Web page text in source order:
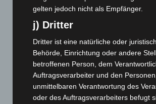
Mai 2024(149)
April 2024(102)
März 2024(103)
Februar 2024(103)
Januar 2024(111)
Dezember 2023(130)
gelten jedoch nicht als Empfänger.
j) Dritter
Dritter ist eine natürliche oder
Behörde, Einrichtung oder andere
betroffenen Person, dem
Auftragsverarbeiter und den
unmittelbaren Verantwortung des
oder des Auftragsverarbeiters befugt